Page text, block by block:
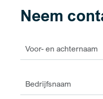
Neem